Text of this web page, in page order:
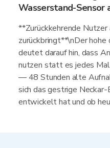
Wasserstand-Sensor
**Zurückkehrende
zurückbringt**\nDer
deutet darauf hin, dass
nutzen statt es jedes
— 48 Stunden alte
sich das gestrige
entwickelt hat und ob